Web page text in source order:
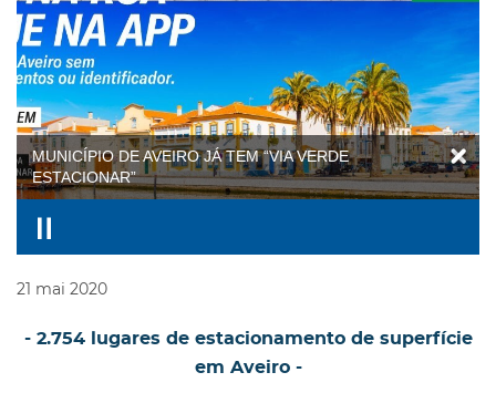
MUNICÍPIO DE AVEIRO JÁ TEM “VIA VERDE
ESTACIONAR”
21 mai 2020
- 2.754 lugares de estacionamento de superfície
em Aveiro -